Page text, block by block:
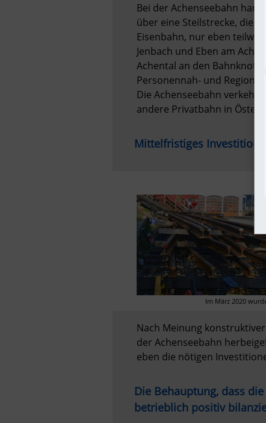
Bei der Achenseebahn
über eine Steilstrecke, die
Eisenbahn, nur eben
Jenbach und Eben am
Achental an den
Personennah- und
Die Achenseebahn
andere Privatbahn in
Mittelfristiges
Im März 2020
Nach Meinung
der Achenseebahn
eben die nötigen
Die Behauptung, dass
betrieblich positiv